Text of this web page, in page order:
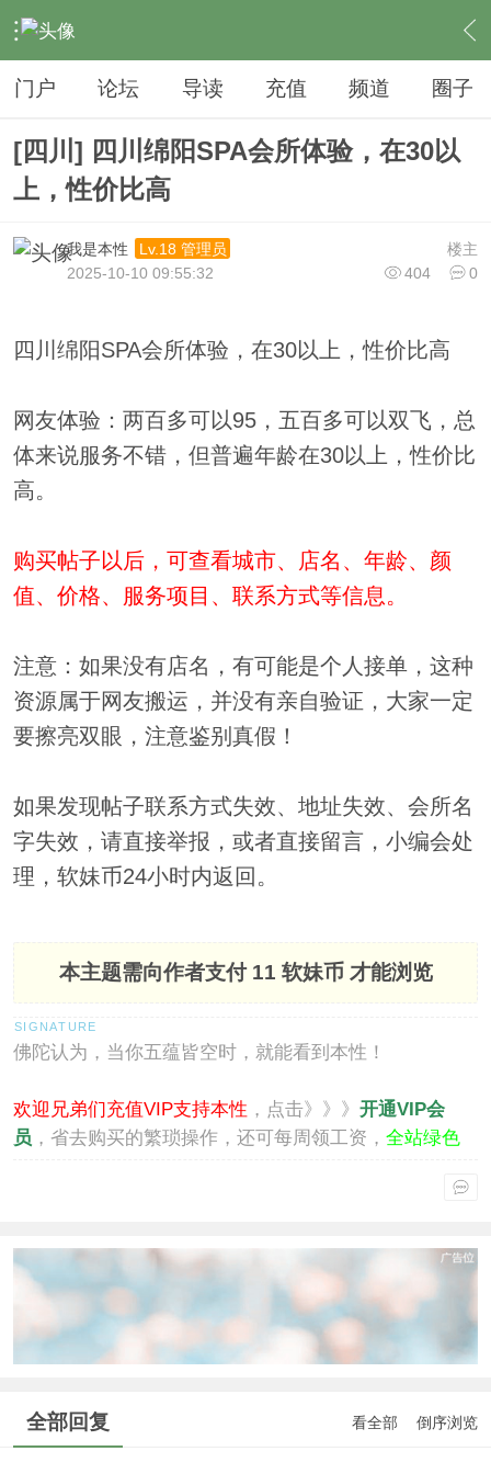
› 夜生活 › SPA › 内容
门户 论坛 导读 充值 频道 圈子
[四川] 四川绵阳SPA会所体验，在30以
上，性价比高
楼主
我是本性
Lv.18 管理员
404
0
2025-10-10 09:55:32
四川绵阳SPA会所体验，在30以上，性价比高
网友体验：两百多可以95，五百多可以双飞，总
体来说服务不错，但普遍年龄在30以上，性价比
高。
购买帖子以后，可查看城市、店名、年龄、颜
值、价格、服务项目、联系方式等信息。
注意：如果没有店名，有可能是个人接单，这种
资源属于网友搬运，并没有亲自验证，大家一定
要擦亮双眼，注意鉴别真假！
如果发现帖子联系方式失效、地址失效、会所名
字失效，请直接举报，或者直接留言，小编会处
理，软妹币24小时内返回。
本主题需向作者支付 11 软妹币 才能浏览
佛陀认为，当你五蕴皆空时，就能看到本性！
欢迎兄弟们充值VIP支持本性 ，点击》》》 开通VIP会
员 ，省去购买的繁琐操作，还可每周领工资， 全站绿色
全部回复 看全部 倒序浏览